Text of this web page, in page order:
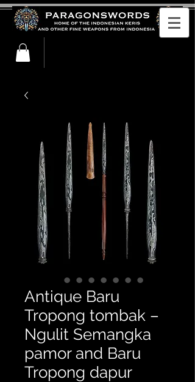
Antique Baru
Tropong tombak –
Ngulit Semangka
pamor and Baru
Tropong dapur